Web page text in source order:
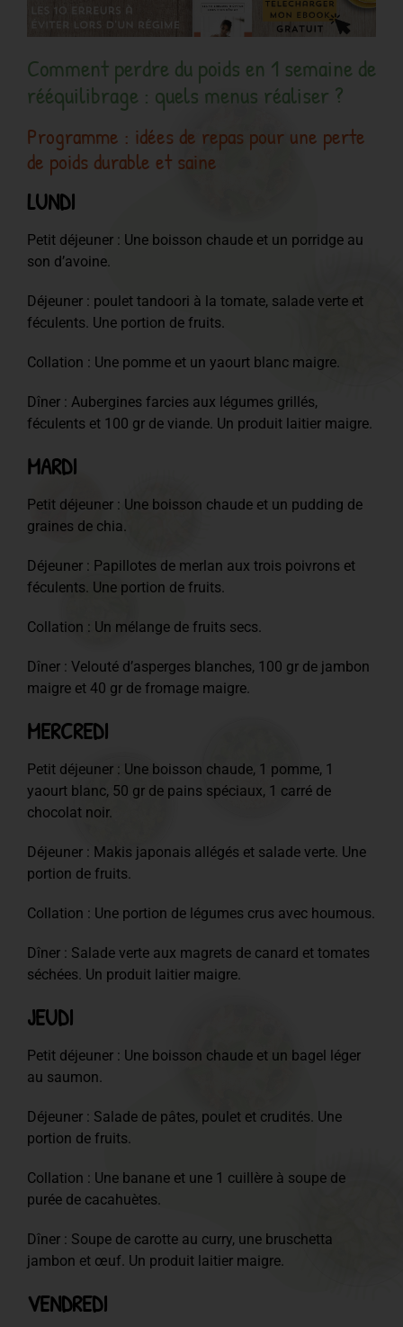
Comment perdre du poids en 1 semaine de
rééquilibrage : quels menus réaliser ?
Programme : idées de repas pour une perte
de poids durable et saine
LUNDI
Petit déjeuner : Une boisson chaude et un porridge au
son d’avoine.
Déjeuner : poulet tandoori à la tomate, salade verte et
féculents. Une portion de fruits.
Collation : Une pomme et un yaourt blanc maigre.
Dîner : Aubergines farcies aux légumes grillés,
féculents et 100 gr de viande. Un produit laitier maigre.
MARDI
Petit déjeuner : Une boisson chaude et un pudding de
graines de chia.
Déjeuner : Papillotes de merlan aux trois poivrons et
féculents. Une portion de fruits.
Collation : Un mélange de fruits secs.
Dîner : Velouté d’asperges blanches, 100 gr de jambon
maigre et 40 gr de fromage maigre.
MERCREDI
Petit déjeuner : Une boisson chaude, 1 pomme, 1
yaourt blanc, 50 gr de pains spéciaux, 1 carré de
chocolat noir.
Déjeuner : Makis japonais allégés et salade verte. Une
portion de fruits.
Collation : Une portion de légumes crus avec houmous.
Dîner : Salade verte aux magrets de canard et tomates
séchées. Un produit laitier maigre.
JEUDI
Petit déjeuner : Une boisson chaude et un bagel léger
au saumon.
Déjeuner : Salade de pâtes, poulet et crudités. Une
portion de fruits.
Collation : Une banane et une 1 cuillère à soupe de
purée de cacahuètes.
Dîner : Soupe de carotte au curry, une bruschetta
jambon et œuf. Un produit laitier maigre.
VENDREDI